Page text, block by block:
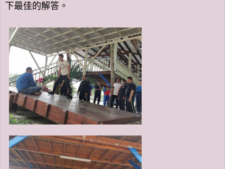
下最佳的解答。